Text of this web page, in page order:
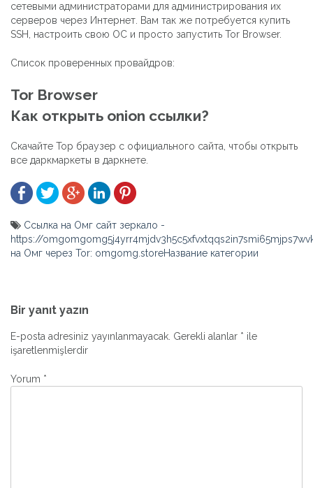
сетевыми администраторами для администрирования их
серверов через Интернет. Вам так же потребуется купить
SSH, настроить свою ОС и просто запустить Tor Browser.
Список проверенных провайдров:
Tor Browser
Как открыть onion ссылки?
Скачайте Тор браузер с официального сайта, чтобы открыть
все даркмаркеты в даркнете.
Ссылка на Омг сайт зеркало -
https://
на Омг через Tor: omgomg.storeНазвание категории
gezinmesi
Bir yanıt yazın
E-posta adresiniz yayınlanmayacak. Gerekli alanlar * ile
işaretlenmişlerdir
Yorum *